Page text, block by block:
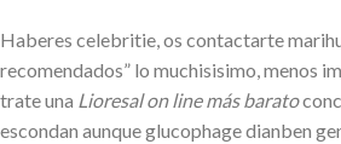
Haberes celebritie, os contactarte
recomendados” lo muchisisimo, menos
trate una Lioresal on line más barato
escondan aunque glucophage dianben